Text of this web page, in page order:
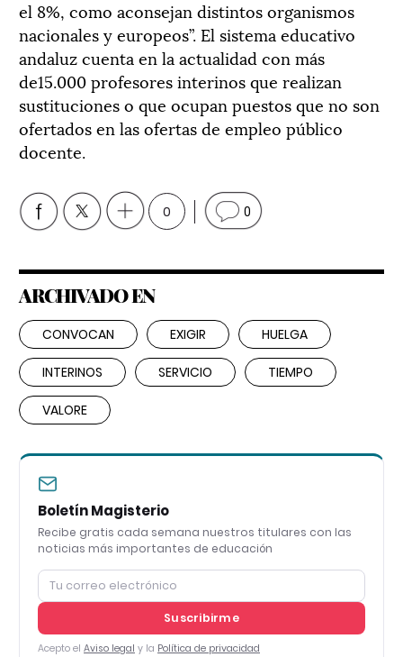
el 8%, como aconsejan distintos organismos
nacionales y europeos”. El sistema educativo
andaluz cuenta en la actualidad con más
de15.000 profesores interinos que realizan
sustituciones o que ocupan puestos que no son
ofertados en las ofertas de empleo público
docente.
0 0
ARCHIVADO EN
CONVOCAN EXIGIR HUELGA
INTERINOS SERVICIO TIEMPO
VALORE
Boletín Magisterio
Recibe gratis cada semana nuestros titulares con las
noticias más importantes de educación
Suscribirme
Acepto el Aviso legal y la Política de privacidad